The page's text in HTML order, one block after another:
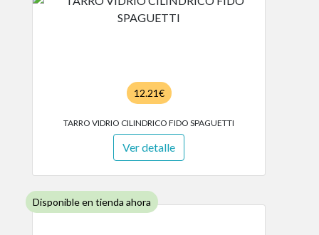
12.21€
TARRO VIDRIO CILINDRICO FIDO SPAGUETTI
Ver detalle
Disponible en tienda ahora